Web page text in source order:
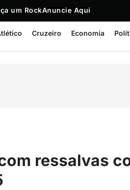
um RockAnuncie Aqui
Cruzeiro Economia
ressalvas